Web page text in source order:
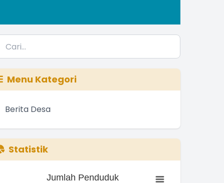
Menu Kategori
Berita Desa
Statistik
Jumlah PendudukJumlah Penduduk